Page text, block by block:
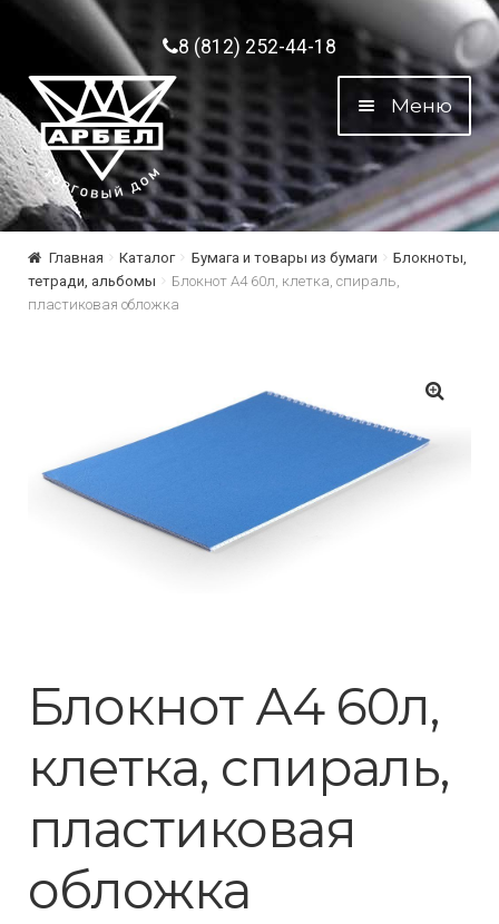
Перейти к навигации
Перейти к содержимому8 (812) 252-44-18
Меню
Главная Каталог Бумага и товары из бумаги
Блокноты,
тетради, альбомы
Блокнот А4 60л, клетка, спираль,
пластиковая обложка
Блокнот А4 60л,
клетка, спираль,
пластиковая
обложка